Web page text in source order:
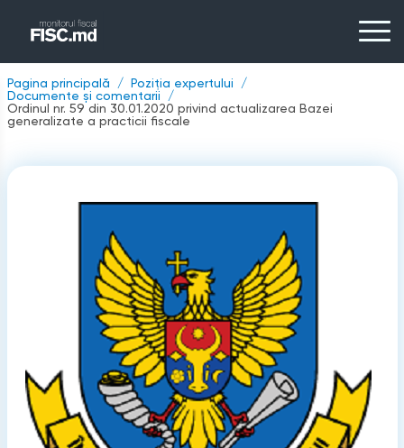
Pagina principală
Poziția expertului
Documente și comentarii
Ordinul nr. 59 din 30.01.2020 privind actualizarea Bazei
generalizate a practicii fiscale